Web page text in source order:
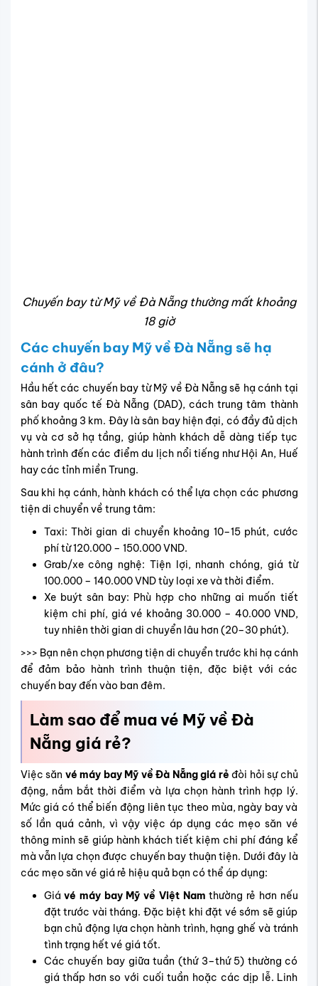
Chuyến bay từ Mỹ về Đà Nẵng thường mất khoảng
18 giờ
Các chuyến bay Mỹ về Đà Nẵng sẽ hạ
cánh ở đâu?
Hầu hết các chuyến bay từ Mỹ về Đà Nẵng sẽ hạ cánh tại
sân bay quốc tế Đà Nẵng (DAD), cách trung tâm thành
phố khoảng 3 km. Đây là sân bay hiện đại, có đầy đủ dịch
vụ và cơ sở hạ tầng, giúp hành khách dễ dàng tiếp tục
hành trình đến các điểm du lịch nổi tiếng như Hội An, Huế
hay các tỉnh miền Trung.
Sau khi hạ cánh, hành khách có thể lựa chọn các phương
tiện di chuyển về trung tâm:
Taxi: Thời gian di chuyển khoảng 10–15 phút, cước
phí từ 120.000 – 150.000 VND.
Grab/xe công nghệ: Tiện lợi, nhanh chóng, giá từ
100.000 – 140.000 VND tùy loại xe và thời điểm.
Xe buýt sân bay: Phù hợp cho những ai muốn tiết
kiệm chi phí, giá vé khoảng 30.000 – 40.000 VND,
tuy nhiên thời gian di chuyển lâu hơn (20–30 phút).
>>> Bạn nên chọn phương tiện di chuyển trước khi hạ cánh
để đảm bảo hành trình thuận tiện, đặc biệt với các
chuyến bay đến vào ban đêm.
Làm sao để mua vé Mỹ về Đà
Nẵng giá rẻ?
Việc săn vé máy bay Mỹ về Đà Nẵng giá rẻ đòi hỏi sự chủ
động, nắm bắt thời điểm và lựa chọn hành trình hợp lý.
Mức giá có thể biến động liên tục theo mùa, ngày bay và
số lần quá cảnh, vì vậy việc áp dụng các mẹo săn vé
thông minh sẽ giúp hành khách tiết kiệm chi phí đáng kể
mà vẫn lựa chọn được chuyến bay thuận tiện. Dưới đây là
các mẹo săn vé giá rẻ hiệu quả bạn có thể áp dụng:
Giávé máy bay Mỹ về Việt Nam thường rẻ hơn nếu
đặt trước vài tháng. Đặc biệt khi đặt vé sớm sẽ giúp
bạn chủ động lựa chọn hành trình, hạng ghế và tránh
tình trạng hết vé giá tốt.
Các chuyến bay giữa tuần (thứ 3–thứ 5) thường có
giá thấp hơn so với cuối tuần hoặc các dịp lễ. Linh